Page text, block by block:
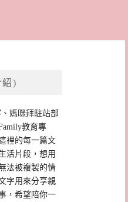
紹)
媽咪拜駐站部
教育專
裡的每一篇文
活片段，想用
法被複製的情
字用來分享親
，希望陪你一